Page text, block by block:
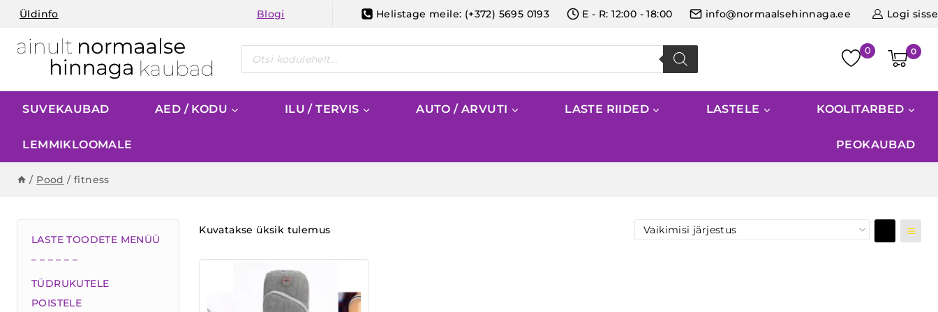
Skip
content
Üldinfo Blogi Helistage meile: (+372) 5695 0193 E - R: 12:00 - 18:00 info@normaalsehinnaga.ee Logi sisse
Products
search
0
SUVEKAUBAD AED / KODU ILU / TERVIS AUTO / ARVUTI LASTE RIIDED LASTELE KOOLITARBED
LEMMIKLOOMALE PEOKAUBAD
/ Pood / fitness
Kuvatakse üksik tulemus
LASTE TOODETE MENÜÜ
– – – – – –
TÜDRUKUTELE
POISTELE